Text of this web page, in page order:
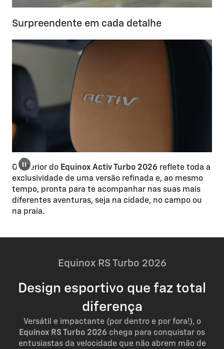
Surpreendente em cada detalhe
O interior do Equinox Activ Turbo 2026 reflete toda a
exclusividade de uma versão refinada e, ao mesmo
tempo, pronta para te acompanhar nas suas mais
diferentes aventuras, seja na cidade, no campo ou
na praia.
Equinox RS Turbo 2026
Design esportivo que faz total
diferença
Versátil e impactante (por dentro e por fora!), o
Equinox RS Turbo 2026 chega para conquistar os
entusiastas da velocidade que não abrem mão de